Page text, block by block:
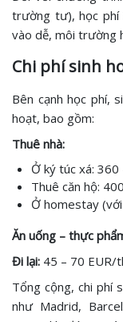
trường tư), học phí
vào dễ, môi trường
Chi phí sinh
Bên cạnh học phí,
hoạt, bao gồm:
Thuê nhà:
Ở ký túc xá:
Thuê căn hộ:
Ở homestay
Ăn uống – thực
Đi lại: 45 – 70 EUR/
Tổng cộng, chi phí
như Madrid,